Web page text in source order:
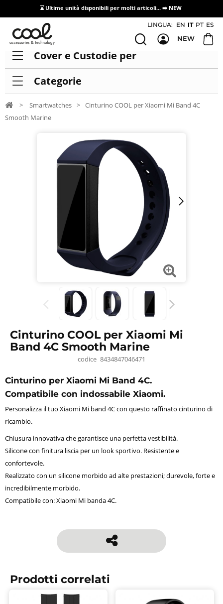
⌛ Ultime unità disponibili per molti articoli... ➡️ NEW
Accesso/registrazione distributori
LINGUA: EN IT PT ES
NEW
Cover e Custodie per
Categorie
> Smartwatches > Cinturino COOL per Xiaomi Mi Band 4C
Smooth Marine
Cinturino COOL per Xiaomi Mi
Band 4C Smooth Marine
codice 8434847046471
Cinturino per Xiaomi Mi Band 4C.
Compatibile con indossabile Xiaomi.
Personalizza il tuo Xiaomi Mi band 4C con questo raffinato cinturino di
ricambio.
Chiusura innovativa che garantisce una perfetta vestibilità.
Silicone con finitura liscia per un look sportivo. Resistente e
confortevole.
Realizzato con un silicone morbido ad alte prestazioni; durevole, forte e
incredibilmente morbido.
Compatibile con: Xiaomi Mi banda 4C.
Prodotti correlati